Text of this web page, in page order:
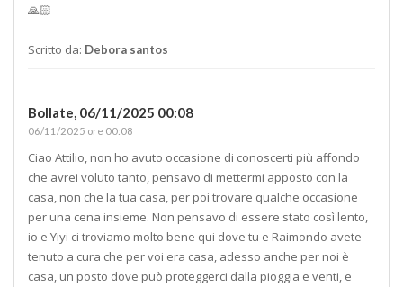
🙏🏻
Scritto da: Debora santos
Bollate, 06/11/2025 00:08
06/11/2025 ore 00:08
Ciao Attilio, non ho avuto occasione di conoscerti più affondo
che avrei voluto tanto, pensavo di mettermi apposto con la
casa, non che la tua casa, per poi trovare qualche occasione
per una cena insieme. Non pensavo di essere stato così lento,
io e Yiyi ci troviamo molto bene qui dove tu e Raimondo avete
tenuto a cura che per voi era casa, adesso anche per noi è
casa, un posto dove può proteggerci dalla pioggia e venti, e